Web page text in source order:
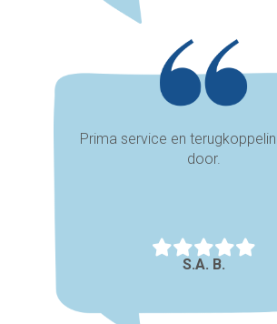
Prima service en
door.
S.A. B.